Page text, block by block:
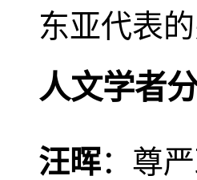
东亚代表
人文学者
汪晖：尊